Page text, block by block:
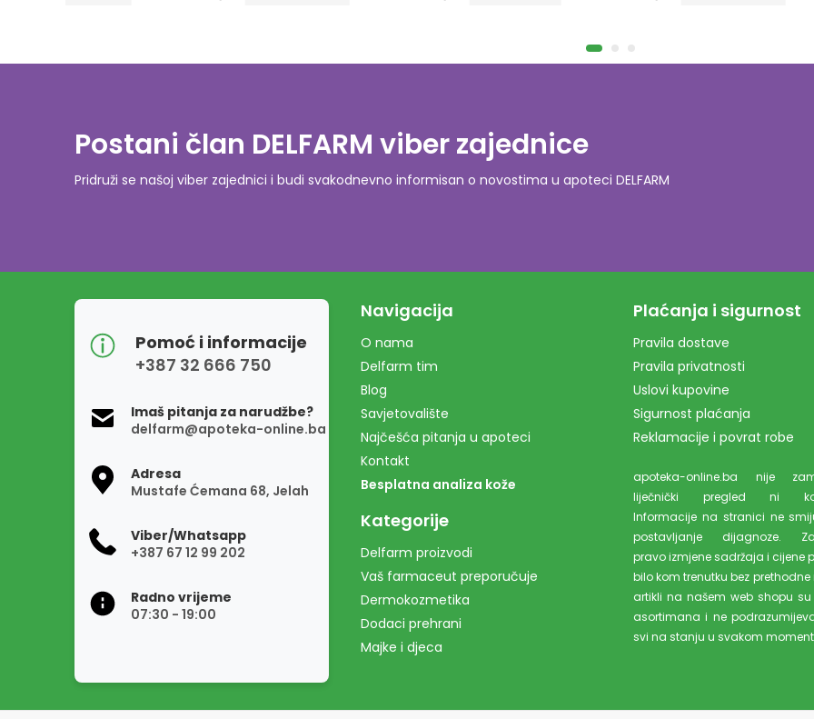
Postani član DELFARM viber zajednice
Pridruži se našoj viber zajednici i budi svakodnevno informisan o novostima u apoteci DELFARM
Pomoć i informacije
+387 32 666 750
Imaš pitanja za narudžbe?
delfarm@apoteka-online.ba
Adresa
Mustafe Ćemana 68, Jelah
Viber/Whatsapp
+387 67 12 99 202
Radno vrijeme
07:30 - 19:00
Navigacija
O nama
Delfarm tim
Blog
Savjetovalište
Najčešća pitanja u apoteci
Kontakt
Besplatna analiza kože
Kategorije
Delfarm proizvodi
Vaš farmaceut preporučuje
Dermokozmetika
Dodaci prehrani
Majke i djeca
Plaćanja i sigurnost
Pravila dostave
Pravila privatnosti
Uslovi kupovine
Sigurnost plaćanja
Reklamacije i povrat robe
apoteka-online.ba nije
liječnički pregled ni
Informacije na stranici ne
postavljanje dijagnoze.
pravo izmjene sadržaja i cijene
bilo kom trenutku bez prethodne
artikli na našem web shopu
asortimana i ne
svi na stanju u svakom